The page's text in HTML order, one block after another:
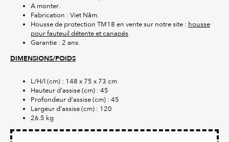
A monter.
Fabrication : Viet Nâm.
Housse de protection TM18 en vente sur notre site : housse
pour fauteuil détente et canapés
Garantie : 2 ans.
DIMENSIONS/POIDS
L/H/l (cm) : 148 x 75 x 73 cm
Hauteur d’assise (cm) : 45
Profondeur d’assise (cm) : 45
Largeur d’assise (cm) : 120
26.5 kg